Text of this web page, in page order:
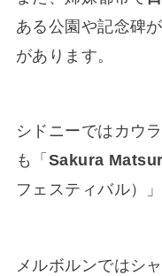
ある公園や記念碑
があります。
シドニーではカウ
も「 Sakura
フェスティバル）」
メルボルンではシ